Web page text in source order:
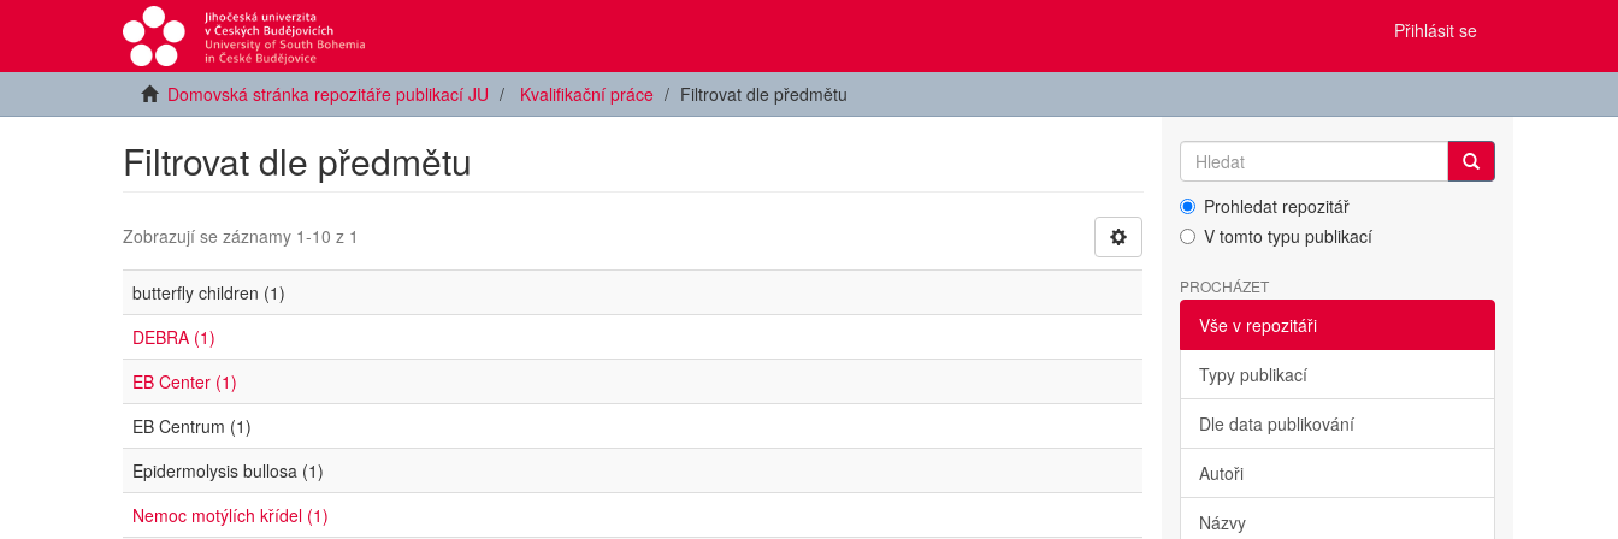
Přihlásit se
Domovská stránka repozitáře publikací JU Kvalifikační práce Filtrovat dle předmětu
Filtrovat dle předmětu
Zobrazují se záznamy 1-10 z 1
butterfly children (1)
DEBRA (1)
EB Center (1)
EB Centrum (1)
Epidermolysis bullosa (1)
Nemoc motýlích křídel (1)
Prohledat repozitář
V tomto typu publikací
PROCHÁZET
Vše v repozitáři
Typy publikací
Dle data publikování
Autoři
Názvy